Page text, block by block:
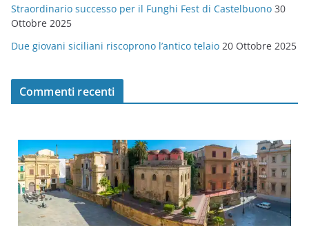
Straordinario successo per il Funghi Fest di Castelbuono 30
Ottobre 2025
Due giovani siciliani riscoprono l’antico telaio 20 Ottobre 2025
Commenti recenti